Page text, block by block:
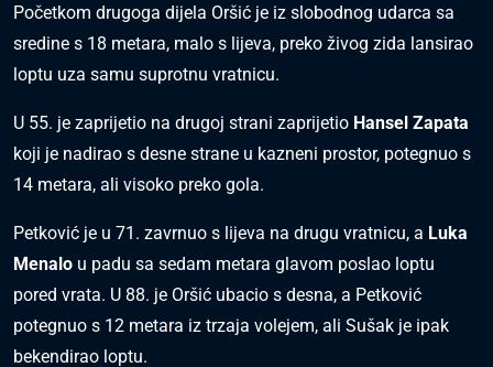
Početkom drugoga dijela Oršić je iz slobodnog udarca sa
sredine s 18 metara, malo s lijeva, preko živog zida lansirao
loptu uza samu suprotnu vratnicu.
U 55. je zaprijetio na drugoj strani zaprijetio Hansel Zapata
koji je nadirao s desne strane u kazneni prostor, potegnuo s
14 metara, ali visoko preko gola.
Petković je u 71. zavrnuo s lijeva na drugu vratnicu, a Luka
Menalo u padu sa sedam metara glavom poslao loptu
pored vrata. U 88. je Oršić ubacio s desna, a Petković
potegnuo s 12 metara iz trzaja volejem, ali Sušak je ipak
bekendirao loptu.